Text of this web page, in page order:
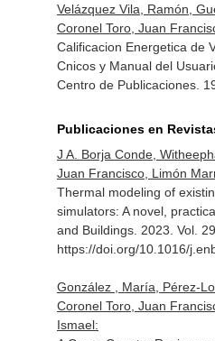
Velázquez Vila, Ramón,
Coronel Toro, Juan
Calificacion Energetica de
Cnicos y Manual del
Centro de Publicaciones.
Publicaciones en
J A. Borja Conde,
Juan Francisco, Limón
Thermal modeling of
simulators: A novel,
and Buildings. 2023. Vol.
https://doi.org/10.1016/
González , María, Pérez-
Coronel Toro, Juan
Ismael: